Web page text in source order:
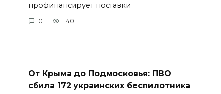
профинансирует поставки
0 140
От Крыма до Подмосковья: ПВО
сбила 172 украинских беспилотника